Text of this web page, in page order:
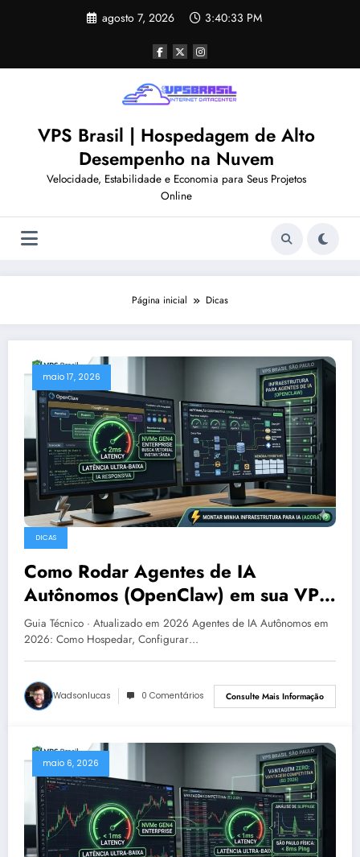
agosto 7, 2026 3:40:34 PM
VPS Brasil | Hospedagem de Alto
Desempenho na Nuvem
Velocidade, Estabilidade e Economia para Seus Projetos
Online
Página inicial Dicas
maio 17, 2026
DICAS
Como Rodar Agentes de IA
Autônomos (OpenClaw) em sua VPS:
O Futuro da Automação Corporativa
Guia Técnico · Atualizado em 2026 Agentes de IA Autônomos em
2026: Como Hospedar, Configurar…
Wadsonlucas 0 Comentários Consulte Mais Informação
maio 6, 2026